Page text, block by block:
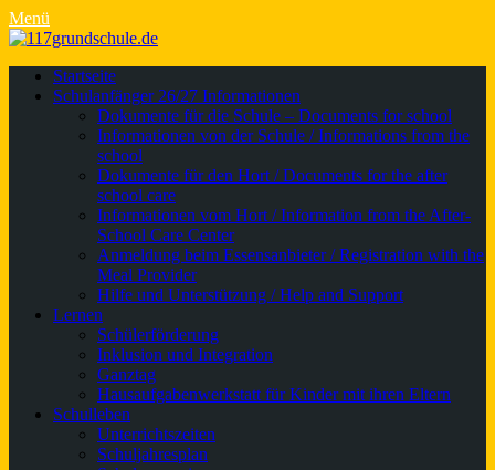
Menü
Primäres
Menü
Zum
Inhalt
Startseite
Schulanfänger 26/27 Informationen
Dokumente für die Schule – Documents for school
Informationen von der Schule / Informations from the
school
Dokumente für den Hort / Documents for the after
school care
Informationen vom Hort / Information from the After-
School Care Center
Anmeldung beim Essensanbieter / Registration with the
Meal Provider
Hilfe und Unterstützung / Help and Support
Lernen
Schülerförderung
Inklusion und Integration
Ganztag
Hausaufgabenwerkstatt für Kinder mit ihren Eltern
Schulleben
Unterrichtszeiten
Schuljahresplan